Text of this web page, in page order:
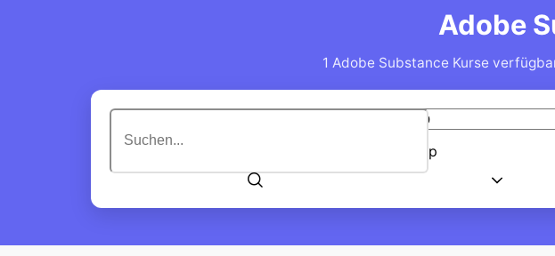
Adobe
1 Adobe Substance Kurse
Typ